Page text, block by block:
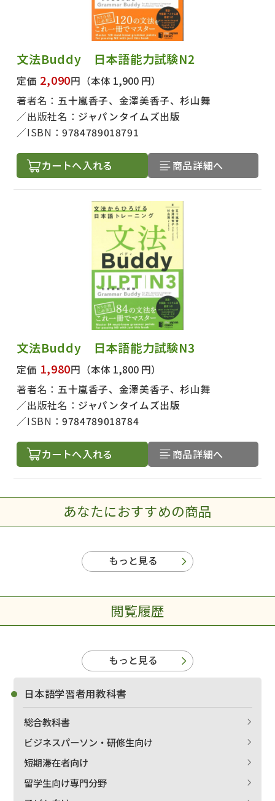
文法Buddy 日本語能力試験N2
定価 2,090円 （本体 1,900 円）
著者名： 五十嵐香子、金澤美香子、杉山舞
出版社名： ジャパンタイムズ出版
ISBN：9784789018791
カートへ入れる 商品詳細へ
文法Buddy 日本語能力試験N3
定価 1,980円 （本体 1,800 円）
著者名： 五十嵐香子、金澤美香子、杉山舞
出版社名： ジャパンタイムズ出版
ISBN：9784789018784
カートへ入れる 商品詳細へ
あなたにおすすめの商品
もっと見る
閲覧履歴
もっと見る
日本語学習者用教科書
総合教科書
ビジネスパーソン・研修生向け
短期滞在者向け
留学生向け専門分野